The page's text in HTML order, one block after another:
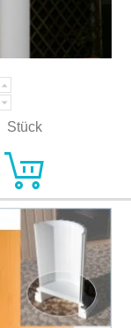
Stück